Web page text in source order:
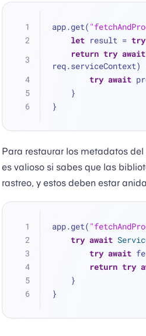
app.get(
let result = try
return try await
req.serviceContext)
try await
    }
}
Para restaurar los metadatos
es valioso si sabes que las
rastreo, y estos deben estar
app.get(
try await
try await
return try
    }
}